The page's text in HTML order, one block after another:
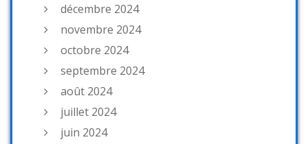
décembre 2024
novembre 2024
octobre 2024
septembre 2024
août 2024
juillet 2024
juin 2024